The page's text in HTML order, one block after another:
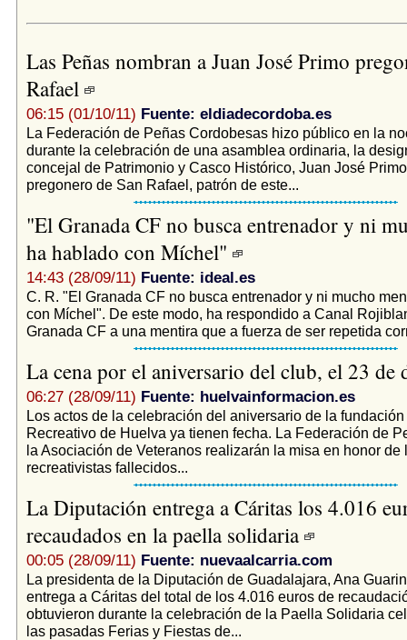
Las Peñas nombran a Juan José Primo
Rafael
06:15 (01/10/11) Fuente: eldiadecordoba.es
La Federación de Peñas Cordobesas hizo público en la
durante la celebración de una asamblea ordinaria, la
concejal de Patrimonio y Casco Histórico, Juan José
pregonero de San Rafael, patrón de este...
"El Granada CF no busca entrenador y ni
ha hablado con Míchel"
14:43 (28/09/11) Fuente: ideal.es
C. R. "El Granada CF no busca entrenador y ni mucho
con Míchel". De este modo, ha respondido a Canal
Granada CF a una mentira que a fuerza de ser repetida
La cena por el aniversario del club, el 23 de
06:27 (28/09/11) Fuente: huelvainformacion.es
Los actos de la celebración del aniversario de la
Recreativo de Huelva ya tienen fecha. La Federación de
la Asociación de Veteranos realizarán la misa en honor de
recreativistas fallecidos...
La Diputación entrega a Cáritas los 4.016
recaudados en la paella solidaria
00:05 (28/09/11) Fuente: nuevaalcarria.com
La presidenta de la Diputación de Guadalajara, Ana
entrega a Cáritas del total de los 4.016 euros de
obtuvieron durante la celebración de la Paella Solidaria
las pasadas Ferias y Fiestas de...